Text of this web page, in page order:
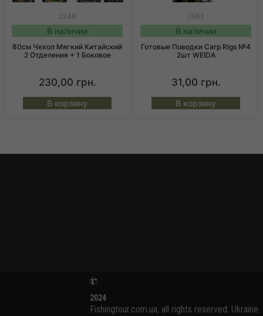
2246
В наличии
80см Чехол Мягкий Китайский
2 Отделения + 1 Боковое
230,00 грн.
В корзину
7663
В наличии
Готовые Поводки Carp Rigs №4
2шт WEIDA
31,00 грн.
В корзину
2024
Fishingtour.com.ua, all rights reserved. Ukraine.